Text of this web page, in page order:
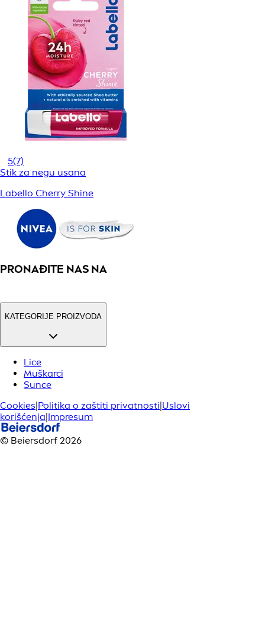
5(7)
Stik za negu usana
Labello Cherry Shine
PRONAĐITE NAS NA
KATEGORIJE PROIZVODA
Lice
Muškarci
Sunce
Cookies|Politika o zaštiti privatnosti|Uslovi
korišćenja|Impresum
© Beiersdorf 2026